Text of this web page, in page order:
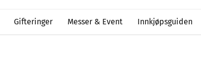
Gifteringer Messer & Event Innkjøpsguiden